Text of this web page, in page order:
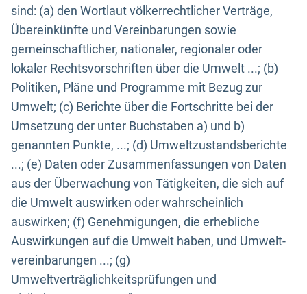
sind: (a) den Wortlaut völkerrechtlicher Verträge,
Übereinkünfte und Vereinbarungen sowie
gemeinschaftlicher, nationaler, regionaler oder
lokaler Rechtsvorschriften über die Umwelt ...; (b)
Politiken, Pläne und Programme mit Bezug zur
Umwelt; (c) Berichte über die Fortschritte bei der
Umsetzung der unter Buchstaben a) und b)
genannten Punkte, ...; (d) Umweltzustandsberichte
...; (e) Daten oder Zusammenfassungen von Daten
aus der Überwachung von Tätigkeiten, die sich auf
die Umwelt auswirken oder wahrscheinlich
auswirken; (f) Genehmigungen, die erhebliche
Auswirkungen auf die Umwelt haben, und Umwelt-
vereinbarungen ...; (g)
Umweltverträglichkeitsprüfungen und